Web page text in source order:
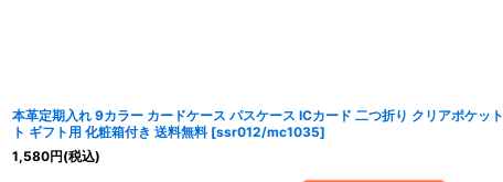
本革定期入れ 9カラー カードケース パスケース ICカード 二つ折り クリアポケッ
ト ギフト用 化粧箱付き 送料無料 [ssr012/mc1035]
1,580円(税込)